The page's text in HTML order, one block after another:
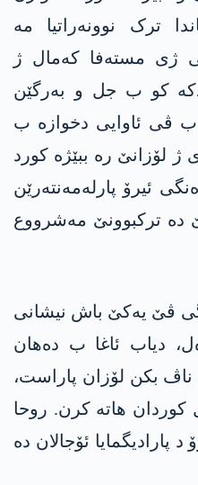
ترک نوونەراتیا مە
ژی مستەفا کەمال ژ
کو ب جل و بەرگێن
ڤی ئاوایی دخوازە ب
ژ لۆزانێ رە ببێژە کورد
ئیرۆ پارلەمەنتەرێن
دە ترکبوونێ مەشرووع
ڤێ یەکێ باش نیشانی
دیاب ئاغا ب دەھان
بکن لۆزان پاراست،
کوردان ھاتە کرن. روحا
سالا 1923 ئیرۆ د پارادیگمایا ئۆجالان دە